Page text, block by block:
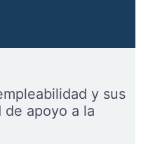
y sus
de apoyo a la